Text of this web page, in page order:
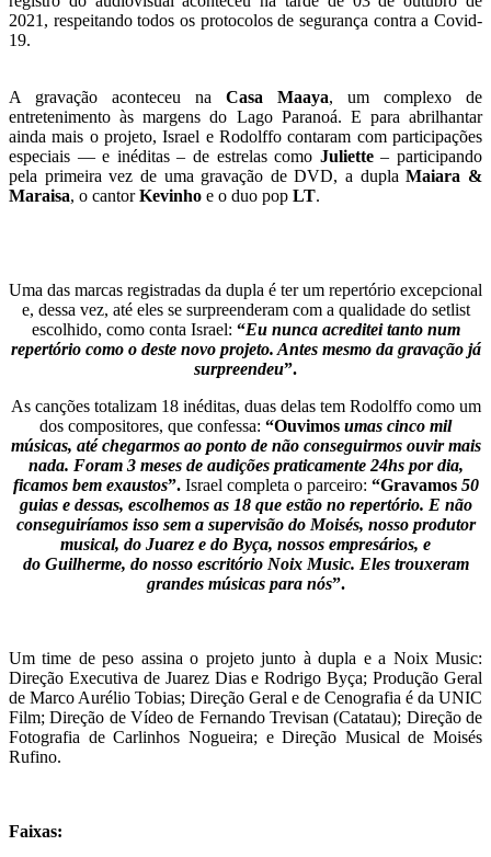
2021, respeitando todos os protocolos de segurança contra a Covid-
19.
A gravação aconteceu na Casa Maaya, um complexo de
entretenimento às margens do Lago Paranoá. E para abrilhantar
ainda mais o projeto, Israel e Rodolffo contaram com participações
especiais — e inéditas – de estrelas como Juliette– participando
pela primeira vez de uma gravação de DVD, a duplaMaiara &
Maraisa, o cantorKevinho e o duo pop LT.
Uma das marcas registradas da dupla é ter um repertório excepcional
e, dessa vez, até eles se surpreenderam com a qualidade do setlist
escolhido, como conta Israel: “Eu nunca acreditei tanto num
repertório como o deste novo projeto. Antes mesmo da gravação já
surpreendeu”.
As canções totalizam 18 inéditas, duas delas tem Rodolffo como um
dos compositores, que confessa: “Ouvimos umas cinco mil
músicas, até chegarmos ao ponto de não conseguirmos ouvir mais
nada. Foram 3 meses de audições praticamente 24hs por dia,
ficamos bem exaustos”.Israel completa o parceiro: “Gravamos50
guias e dessas, escolhemos as 18 que estão no repertório. E não
conseguiríamos isso sem a supervisão do Moisés, nosso produtor
musical, do Juarez e do Byça, nossos empresários, e
do Guilherme, do nosso escritório Noix Music. Eles trouxeram
grandes músicas para nós”.
Um time de peso assina o projeto junto à dupla e a Noix Music:
Direção Executiva de Juarez Dias e Rodrigo Byça; Produção Geral
de Marco Aurélio Tobias; Direção Geral e de Cenografia é da UNIC
Film; Direção de Vídeo de Fernando Trevisan (Catatau); Direção de
Fotografia de Carlinhos Nogueira; e Direção Musical de Moisés
Rufino.
Faixas: